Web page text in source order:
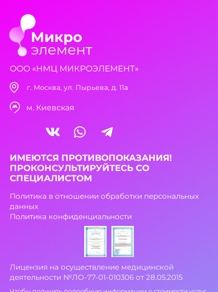
ООО «НМЦ МИКРОЭЛЕМЕНТ»
г. Москва, ул. Пырьева, д. 11а
м. Киевская
ИМЕЮТСЯ ПРОТИВОПОКАЗАНИЯ!
ПРОКОНСУЛЬТИРУЙТЕСЬ СО
СПЕЦИАЛИСТОМ
Политика в отношении обработки персональных
данных
Политика конфиденциальности
Лицензия на осуществление медицинской
деятельности №ЛО-77-01-010306 от 28.05.2015